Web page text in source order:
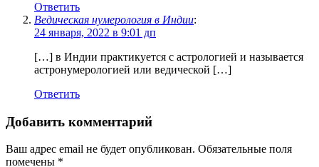
Ответить
Ведическая нумерология в Индии:
24 января, 2022 в 9:01 дп
[…] в Индии практикуется с астрологией и называется
астронумерологией или ведической […]
Ответить
Добавить комментарий
Ваш адрес email не будет опубликован. Обязательные поля
помечены *